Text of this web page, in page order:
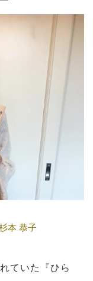
本 恭子
ていた『ひら